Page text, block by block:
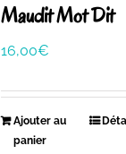
Maudit Mot Dit
16,00€
Ajouter au
panier